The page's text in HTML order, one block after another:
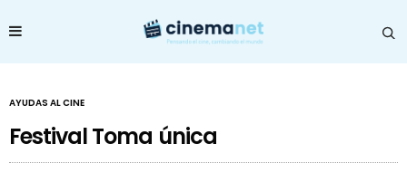
AYUDAS AL CINE
Festival Toma única